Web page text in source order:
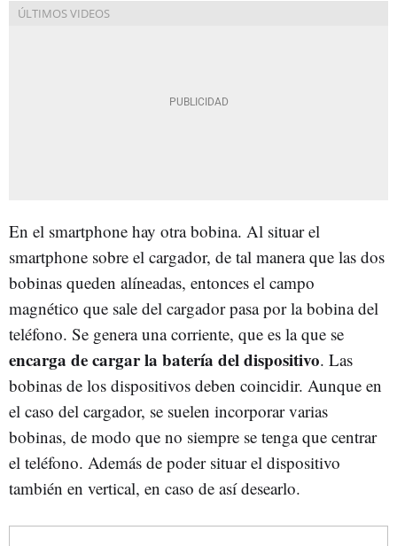
En el smartphone hay otra bobina. Al situar el
smartphone sobre el cargador, de tal manera que las dos
bobinas queden alíneadas, entonces el campo
magnético que sale del cargador pasa por la bobina del
teléfono. Se genera una corriente, que es la que se
encarga de cargar la batería del dispositivo. Las
bobinas de los dispositivos deben coincidir. Aunque en
el caso del cargador, se suelen incorporar varias
bobinas, de modo que no siempre se tenga que centrar
el teléfono. Además de poder situar el dispositivo
también en vertical, en caso de así desearlo.